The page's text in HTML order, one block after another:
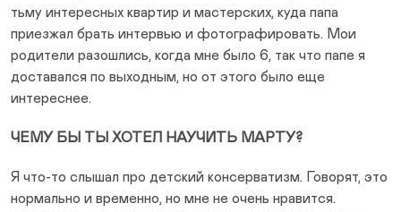
тьму интересных квартир и мастерских, куда папа
приезжал брать интервью и фотографировать. Мои
родители разошлись, когда мне было 6, так что папе я
доставался по выходным, но от этого было еще
интереснее.
ЧЕМУ БЫ ТЫ ХОТЕЛ НАУЧИТЬ МАРТУ?
Я что-то слышал про детский консерватизм. Говорят, это
нормально и временно, но мне не очень нравится.